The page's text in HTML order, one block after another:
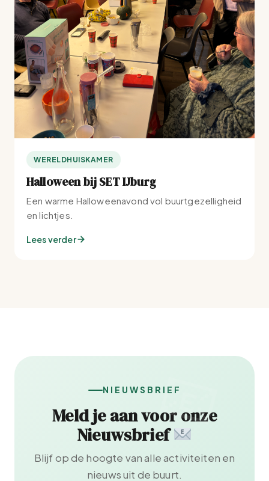
WERELDHUISKAMER
Halloween bij SET IJburg
Een warme Halloweenavond vol buurtgezelligheid
en lichtjes.
Lees verder
NIEUWSBRIEF
Meld je aan voor onze
Nieuwsbrief
Blijf op de hoogte van alle activiteiten en
nieuws uit de buurt.